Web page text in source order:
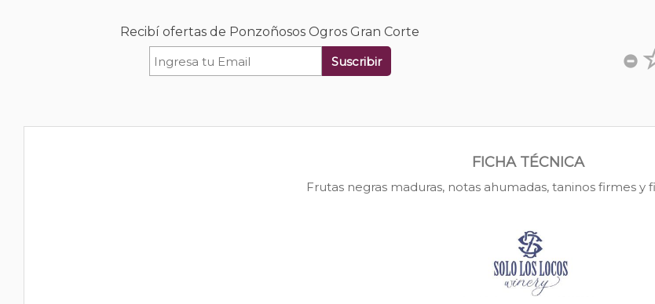
Recibí ofertas de Ponzoñosos Ogros Gran Corte
Suscribir
FICHA TÉCNICA
Frutas negras maduras, notas ahumadas, taninos firmes y